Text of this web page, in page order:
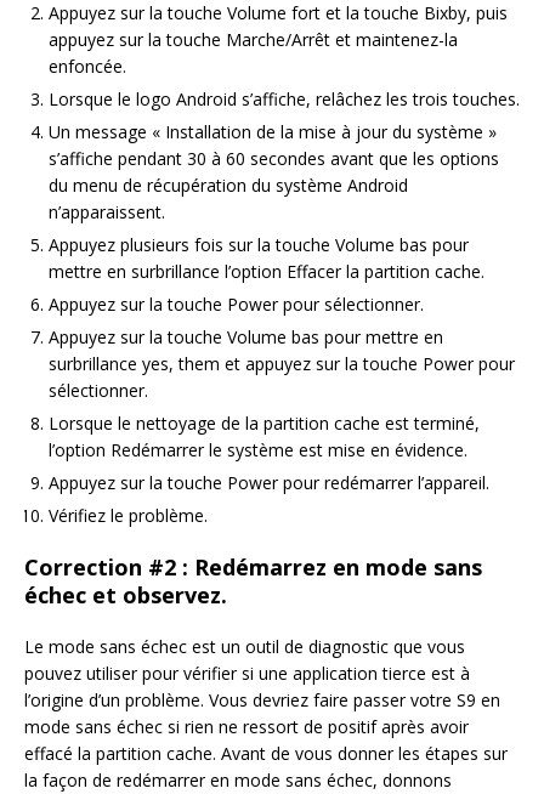
Appuyez sur la touche Volume fort et la touche Bixby, puis
appuyez sur la touche Marche/Arrêt et maintenez-la
enfoncée.
Lorsque le logo Android s’affiche, relâchez les trois touches.
Un message « Installation de la mise à jour du système »
s’affiche pendant 30 à 60 secondes avant que les options
du menu de récupération du système Android
n’apparaissent.
Appuyez plusieurs fois sur la touche Volume bas pour
mettre en surbrillance l’option Effacer la partition cache.
Appuyez sur la touche Power pour sélectionner.
Appuyez sur la touche Volume bas pour mettre en
surbrillance yes, them et appuyez sur la touche Power pour
sélectionner.
Lorsque le nettoyage de la partition cache est terminé,
l’option Redémarrer le système est mise en évidence.
Appuyez sur la touche Power pour redémarrer l’appareil.
Vérifiez le problème.
Correction #2 : Redémarrez en mode sans
échec et observez.
Le mode sans échec est un outil de diagnostic que vous
pouvez utiliser pour vérifier si une application tierce est à
l’origine d’un problème. Vous devriez faire passer votre S9 en
mode sans échec si rien ne ressort de positif après avoir
effacé la partition cache. Avant de vous donner les étapes sur
la façon de redémarrer en mode sans échec, donnons